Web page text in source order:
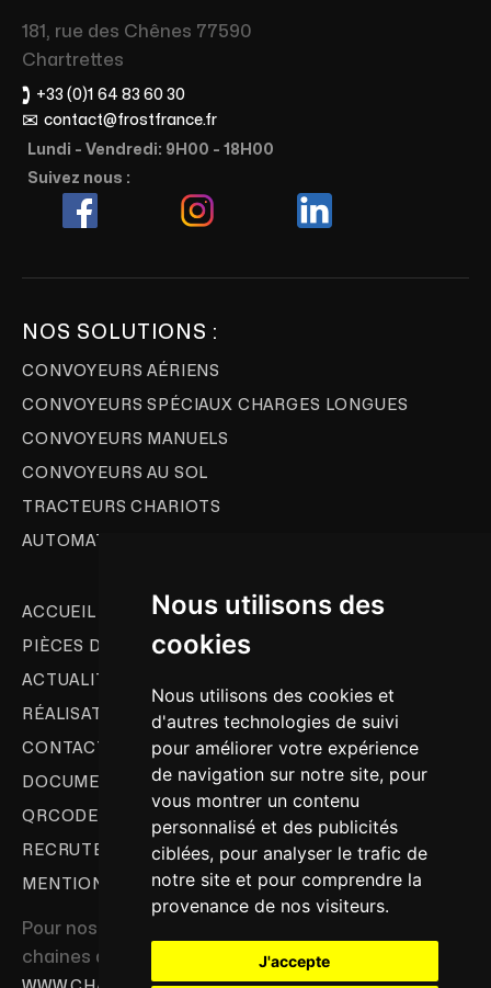
Nous utilisons des
cookies
Nous utilisons des cookies et
d'autres technologies de suivi
pour améliorer votre expérience
de navigation sur notre site, pour
vous montrer un contenu
personnalisé et des publicités
ciblées, pour analyser le trafic de
notre site et pour comprendre la
provenance de nos visiteurs.
J'accepte
181, rue des Chênes 77590
Chartrettes
🕽 +33 (0)1 64 83 60 30
✉ contact@frostfrance.fr
Lundi - Vendredi: 9H00 - 18H00
Suivez nous :
NOS SOLUTIONS :
CONVOYEURS AÉRIENS
CONVOYEURS SPÉCIAUX CHARGES LONGUES
CONVOYEURS MANUELS
CONVOYEURS AU SOL
TRACTEURS CHARIOTS
AUTOMATISME CONVOYEUR
ACCUEIL
PIÈCES DE RECHANGE & SAV
ACTUALITÉS
RÉALISATIONS
CONTACT
DOCUMENTATION
QRCODE - TEAM
RECRUTEMENT
MENTIONS LÉGALES
Pour nos solutions de
chaines de peinture: